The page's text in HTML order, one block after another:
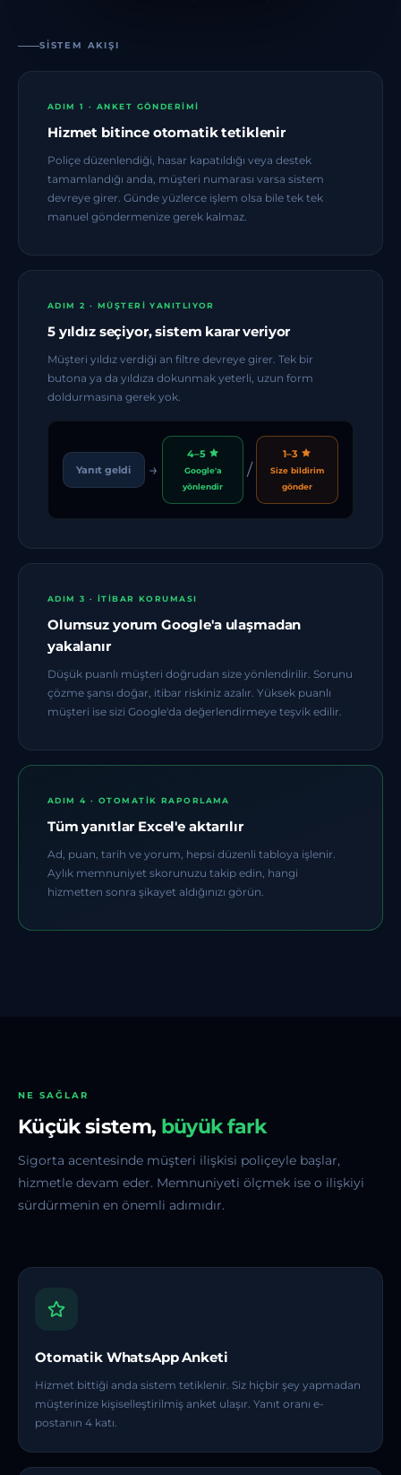
SISTEM AKIŞI
ADIM 1 · ANKET GÖNDERIMI
Hizmet bitince otomatik tetiklenir
Poliçe düzenlendiği, hasar kapatıldığı veya destek
tamamlandığı anda, müşteri numarası varsa sistem
devreye girer. Günde yüzlerce işlem olsa bile tek tek
manuel göndermenize gerek kalmaz.
ADIM 2 · MÜŞTERI YANITLIYOR
5 yıldız seçiyor, sistem karar veriyor
Müşteri yıldız verdiği an filtre devreye girer. Tek bir
butona ya da yıldıza dokunmak yeterli, uzun form
doldurmasına gerek yok.
Yanıt geldi →
4–5
Google'a
yönlendir
/
1–3
Size bildirim
gönder
ADIM 3 · İTIBAR KORUMASI
Olumsuz yorum Google'a ulaşmadan
yakalanır
Düşük puanlı müşteri doğrudan size yönlendirilir. Sorunu
çözme şansı doğar, itibar riskiniz azalır. Yüksek puanlı
müşteri ise sizi Google'da değerlendirmeye teşvik edilir.
ADIM 4 · OTOMATIK RAPORLAMA
Tüm yanıtlar Excel'e aktarılır
Ad, puan, tarih ve yorum, hepsi düzenli tabloya işlenir.
Aylık memnuniyet skorunuzu takip edin, hangi
hizmetten sonra şikayet aldığınızı görün.
NE SAĞLAR
Küçük sistem, büyük fark
Sigorta acentesinde müşteri ilişkisi poliçeyle başlar,
hizmetle devam eder. Memnuniyeti ölçmek ise o ilişkiyi
sürdürmenin en önemli adımıdır.
Otomatik WhatsApp Anketi
Hizmet bittiği anda sistem tetiklenir. Siz hiçbir şey yapmadan
müşterinize kişiselleştirilmiş anket ulaşır. Yanıt oranı e-
postanın 4 katı.